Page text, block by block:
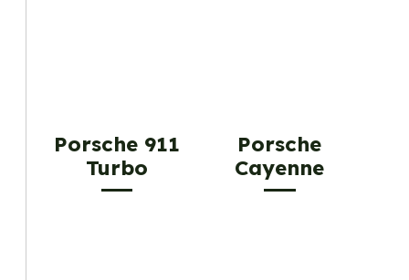
Porsche 911
Turbo
Porsche
Cayenne